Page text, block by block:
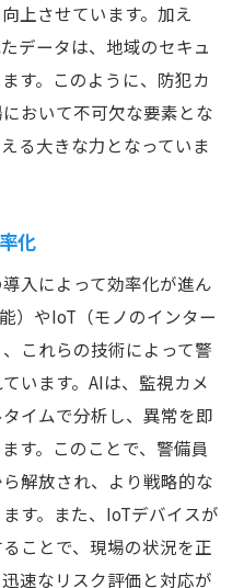
上させています。加え
データは、地域のセキュ
す。このように、防犯カ
おいて不可欠な要素とな
る大きな力となっていま
化
入によって効率化が進ん
）やIoT（モノのインター
これらの技術によって警
います。AIは、監視カメ
イムで分析し、異常を即
す。このことで、警備員
解放され、より戦略的な
す。また、IoTデバイスが
ことで、現場の状況を正
速なリスク評価と対応が